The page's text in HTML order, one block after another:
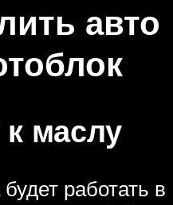
авто
маслу
работать в